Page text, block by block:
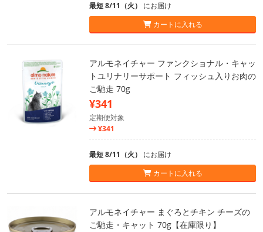
最短 8/11（火） にお届け
カートに入れる
アルモネイチャー ファンクショナル・キャッ
トユリナリーサポート フィッシュ入りお肉の
ご馳走 70g
¥341
定期便対象
¥341
最短 8/11（火） にお届け
カートに入れる
アルモネイチャー まぐろとチキン チーズの
ご馳走・キャット 70g【在庫限り】